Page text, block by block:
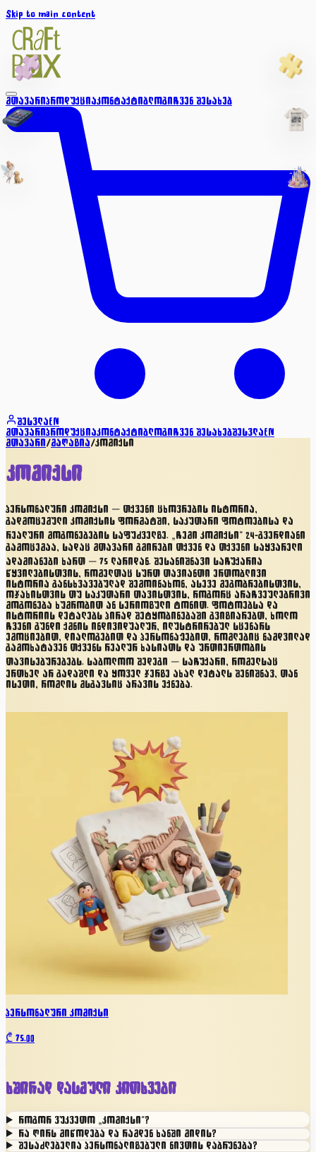
Skip to main content
მთავარიპროდუქციაკონტაქტიბლოგიჩვენ შესახებ
შესვლაEN
მთავარიპროდუქციაკონტაქტიბლოგიჩვენ შესახებშესვლაEN
მთავარი/მაღაზია/კომიქსი
კომიქსი
პერსონალური კომიქსი — თქვენი ცხოვრების ისტორია,
გადმოცემული კომიქსის ფორმატში, საკუთარი ფოტოებისა და
რეალური მოგონებების საფუძველზე. „ჩემი კომიქსი“ 24-გვერდიანი
გამოცემაა, სადაც მთავარი გმირები თქვენ და თქვენი საყვარელი
ადამიანები ხართ — 75 ლარიდან. შესანიშნავი საჩუქარია
წყვილებისთვის, რომელთაც სურთ თავიანთი ერთობლივი
ისტორია განსხვავებულად შემოინახონ, ასევე მეგობრებისთვის,
ოჯახისთვის თუ საკუთარი თავისთვის, როგორც არაჩვეულებრივი
მოგონება ხუმრობით ან სერიოზული ტონით. ფოტოებსა და
ისტორიის დეტალებს პირად შეტყობინებაში გვიზიარებთ, ხოლო
ჩვენი გუნდი ქმნის ინდივიდუალურ, ილუსტრირებულ სცენარს
ემოციებით, დიალოგებით და პერსონაჟებით, რომლებიც ნამდვილად
გამოხატავენ თქვენს რეალურ ხასიათს და ურთიერთობის
თავისებურებებს. საბოლოო შედეგი — საჩუქარი, რომელსაც
ერთხელ არ გადაშლი და ყოველ ჯერზე ახალ დეტალს შენიშნავ, თან
ისეთი, რომლის მსგავსიც არავის ექნება.
პერსონალური კომიქსი
₾ 75.00
ხშირად დასმული კითხვები
როგორ ვუკვეთო „კომიქსი"?
რა ღირს მიწოდება და რამდენ ხანში მიდის?
შესაძლებელია პერსონალიზებული ნივთის დაბრუნება?